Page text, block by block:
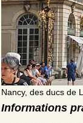
Nancy, des ducs de
Informations